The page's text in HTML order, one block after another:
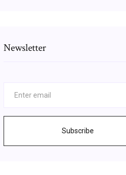
Newsletter
Subscribe